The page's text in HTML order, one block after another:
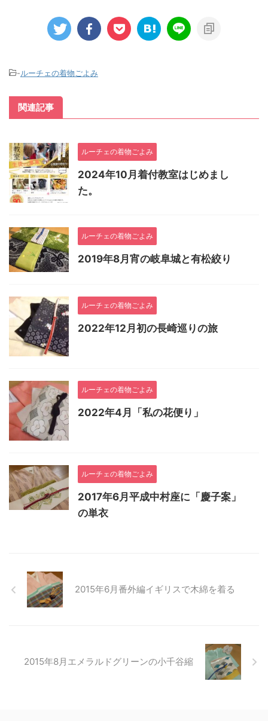
-ルーチェの着物ごよみ
関連記事
ルーチェの着物ごよみ
2024年10月着付教室はじめまし
た。
ルーチェの着物ごよみ
2019年8月宵の岐阜城と有松絞り
ルーチェの着物ごよみ
2022年12月初の長崎巡りの旅
ルーチェの着物ごよみ
2022年4月「私の花便り」
ルーチェの着物ごよみ
2017年6月平成中村座に「慶子案」
の単衣
2015年6月番外編イギリスで木綿を着る
2015年8月エメラルドグリーンの小千谷縮